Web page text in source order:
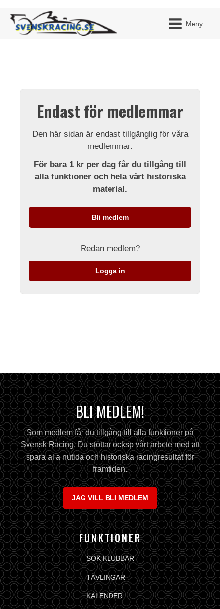
Meny
Endast för medlemmar
Den här sidan är endast tillgänglig för våra
medlemmar.
För bara 1 kr per dag får du tillgång till
alla funktioner och hela vårt historiska
material.
Bli medlem
Redan medlem?
Logga in
BLI MEDLEM!
Som medlem får du tillgång till alla funktioner på
Svensk Racing. Du stöttar ocksp vårt arbete med att
spara alla nutida och historiska racingresultat för
framtiden.
JAG VILL BLI MEDLEM
FUNKTIONER
SÖK KLUBBAR
TÄVLINGAR
KALENDER